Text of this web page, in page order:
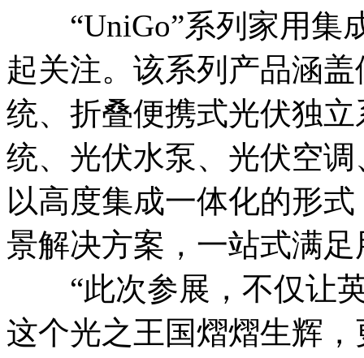
“UniGo”系列家用集
起关注。该系列产品涵
统、折叠便携式光伏独
统、光伏水泵、光伏空
以高度集成一体化的形
景解决方案，一站式满
“此次参展，不仅让英
这个光之王国熠熠生辉